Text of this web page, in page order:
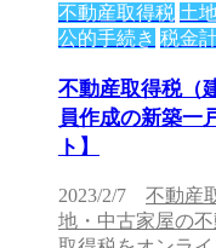
不動産取得税 土
公的手続き 税金
不動産取得税（
員作成の新築一
ト】
2023/2/7 不動産
地・中古家屋の